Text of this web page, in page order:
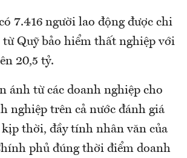
7.416 người lao động được chi
Quỹ bảo hiểm thất nghiệp với
20,5 tỷ.
ánh từ các doanh nghiệp cho
nghiệp trên cả nước đánh giá
thời, đầy tính nhân văn của
phủ đúng thời điểm doanh